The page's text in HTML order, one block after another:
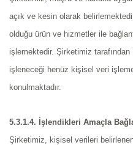
açık ve kesin olarak
olduğu ürün ve hizmetler ile
işlemektedir. Şirketimiz
işleneceği henüz kişisel veri
konulmaktadır.
5.3.1.4. İşlendikleri Amaçla
Şirketimiz, kişisel verileri